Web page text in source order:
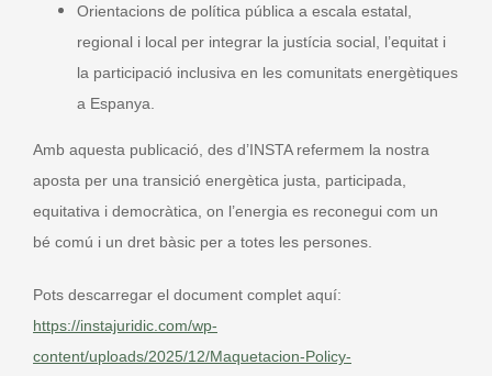
Orientacions de política pública a escala estatal,
regional i local per integrar la justícia social, l’equitat i
la participació inclusiva en les comunitats energètiques
a Espanya.
Amb aquesta publicació, des d’INSTA refermem la nostra
aposta per una transició energètica justa, participada,
equitativa i democràtica, on l’energia es reconegui com un
bé comú i un dret bàsic per a totes les persones.
Pots descarregar el document complet aquí:
https://instajuridic.com/wp-
content/uploads/2025/12/Maquetacion-Policy-